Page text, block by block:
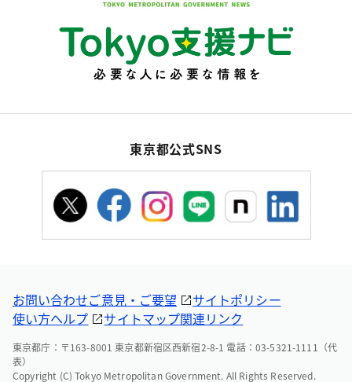
東京都公式SNS
お問い合わせご意見・ご要望
サイトポリシー
使い方ヘルプ
サイトマップ関連リンク
東京都庁：〒163-8001 東京都新宿区西新宿2-8-1 電話：03-5321-1111（代
表）
Copyright (C) Tokyo Metropolitan Government. All Rights Reserved.